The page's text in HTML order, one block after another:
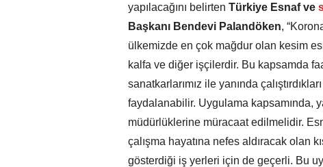
yapılacağını belirten Türkiye Esnaf ve
Başkanı Bendevi Palandöken,
ülkemizde en çok mağdur olan kesim
kalfa ve diğer işçilerdir. Bu kapsamda
sanatkarlarımız ile yanında
faydalanabilir. Uygulama kapsamında,
müdürlüklerine müracaat edilmelidir.
çalışma hayatına nefes aldıracak olan
gösterdiği iş yerleri için de geçerli. Bu